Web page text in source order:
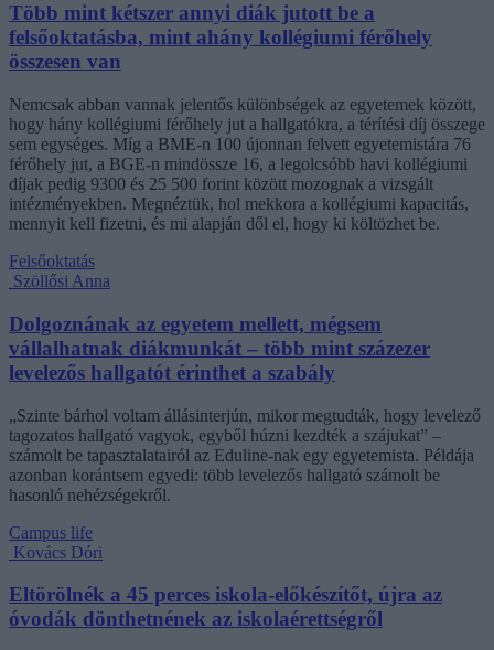
Több mint kétszer annyi diák jutott be a
felsőoktatásba, mint ahány kollégiumi férőhely
összesen van
Nemcsak abban vannak jelentős különbségek az egyetemek között,
hogy hány kollégiumi férőhely jut a hallgatókra, a térítési díj összege
sem egységes. Míg a BME-n 100 újonnan felvett egyetemistára 76
férőhely jut, a BGE-n mindössze 16, a legolcsóbb havi kollégiumi
díjak pedig 9300 és 25 500 forint között mozognak a vizsgált
intézményekben. Megnéztük, hol mekkora a kollégiumi kapacitás,
mennyit kell fizetni, és mi alapján dől el, hogy ki költözhet be.
Felsőoktatás
Szöllősi Anna
Dolgoznának az egyetem mellett, mégsem
vállalhatnak diákmunkát – több mint százezer
levelezős hallgatót érinthet a szabály
„Szinte bárhol voltam állásinterjún, mikor megtudták, hogy levelező
tagozatos hallgató vagyok, egyből húzni kezdték a szájukat” –
számolt be tapasztalatairól az Eduline-nak egy egyetemista. Példája
azonban korántsem egyedi: több levelezős hallgató számolt be
hasonló nehézségekről.
Campus life
Kovács Dóri
Eltörölnék a 45 perces iskola-előkészítőt, újra az
óvodák dönthetnének az iskolaérettségről